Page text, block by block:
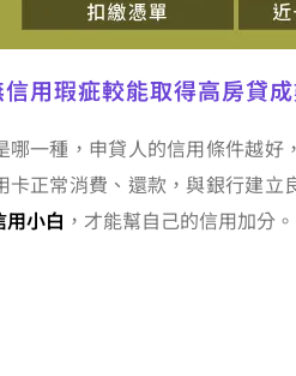
用瑕疵較能取得高房貸
哪一種，申貸人的信用條件越
卡正常消費、還款，與銀行建立
小白 ，才能幫自己的信用加分。